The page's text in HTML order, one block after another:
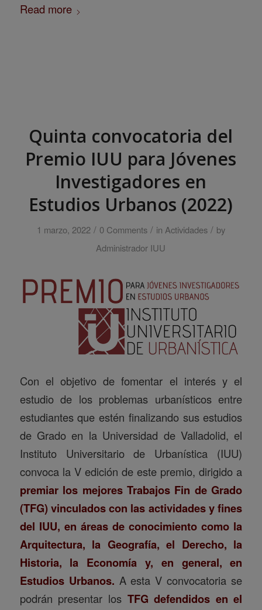
Read more
Quinta convocatoria del
Premio IUU para Jóvenes
Investigadores en
Estudios Urbanos (2022)
1 marzo, 2022 / 0 Comments / in Actividades / by
Administrador IUU
Con el objetivo de fomentar el interés y el
estudio de los problemas urbanísticos entre
estudiantes que estén finalizando sus estudios
de Grado en la Universidad de Valladolid, el
Instituto Universitario de Urbanística (IUU)
convoca la V edición de este premio, dirigido a
premiar los mejores Trabajos Fin de Grado
(TFG) vinculados con las actividades y fines
del IUU, en áreas de conocimiento como la
Arquitectura, la Geografía, el Derecho, la
Historia, la Economía y, en general, en
Estudios Urbanos. A esta V convocatoria se
podrán presentar los TFG defendidos en el